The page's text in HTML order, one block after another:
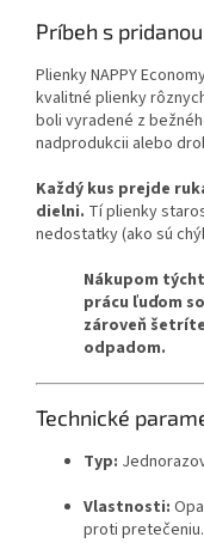
Príbeh s
Plienky NAPPY
kvalitné plienky
boli vyradené z
nadprodukcii alebo
Každý kus prejde
dielni. Tí plienky
nedostatky (ako sú
Nákupom
prácu ľuďom
zároveň
odpadom.
Technické
Typ:
Vlastnosti:
proti pretečeniu.